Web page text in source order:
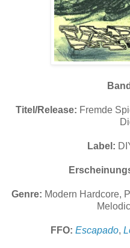
Titel/Release: Fremde
Label:
Genre: Modern Hardcore,
FFO: Escapado,